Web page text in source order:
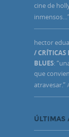
cine de
inmensos…
hector
/ CRÍTICAS
BLUES: “
que
atravesar.”
ÚLTIMAS